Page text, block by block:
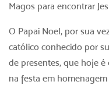
Magos para encontrar
O Papai Noel, por sua
católico conhecido por
de presentes, que hoje
na festa em